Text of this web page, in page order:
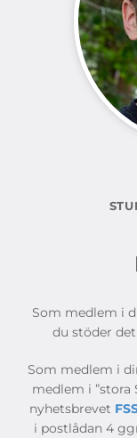
Som medlem i
du stöder
Som medlem i
medlem i
nyhetsbrevet
i postlådan 4